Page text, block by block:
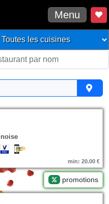
Menu
min: 20.00 €
promotions